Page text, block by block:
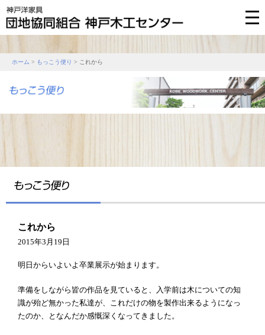
ホーム > もっこう便り > これから
これから
2015年3月19日
明日からいよいよ卒業展示が始まります。
準備をしながら皆の作品を見ていると、入学前は木についての知
識が殆ど無かった私達が、これだけの物を製作出来るようになっ
たのか、となんだか感慨深くなってきました。